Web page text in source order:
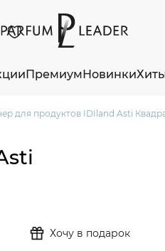
ПремиумНовинки
для продуктов IDIland Asti
Хочу в подарок